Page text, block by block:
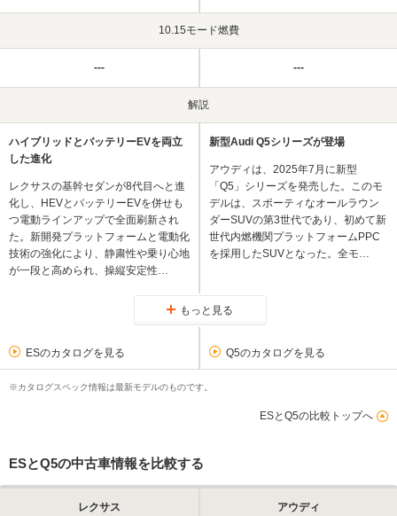
10.15モード燃費
--- ---
解説
ハイブリッドとバッテリーEVを両立
した進化
レクサスの基幹セダンが8代目へと進
化し、HEVとバッテリーEVを併せも
つ電動ラインアップで全面刷新され
た。新開発プラットフォームと電動化
技術の強化により、静粛性や乗り心地
が一段と高められ、操縦安定性…
新型Audi Q5シリーズが登場
アウディは、2025年7月に新型
「Q5」シリーズを発売した。このモ
デルは、スポーティなオールラウン
ダーSUVの第3世代であり、初めて新
世代内燃機関プラットフォームPPC
を採用したSUVとなった。全モ…
もっと見る
ESのカタログを見る Q5のカタログを見る
※カタログスペック情報は最新モデルのものです。
ESとQ5の比較トップへ
ESとQ5の中古車情報を比較する
レクサス
アウディ